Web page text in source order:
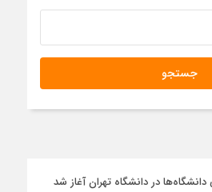
در دانشگاه تهران آغاز شد